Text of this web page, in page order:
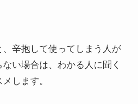
、辛抱して使ってしまう人が
い場合は、わかる人に聞く
します。